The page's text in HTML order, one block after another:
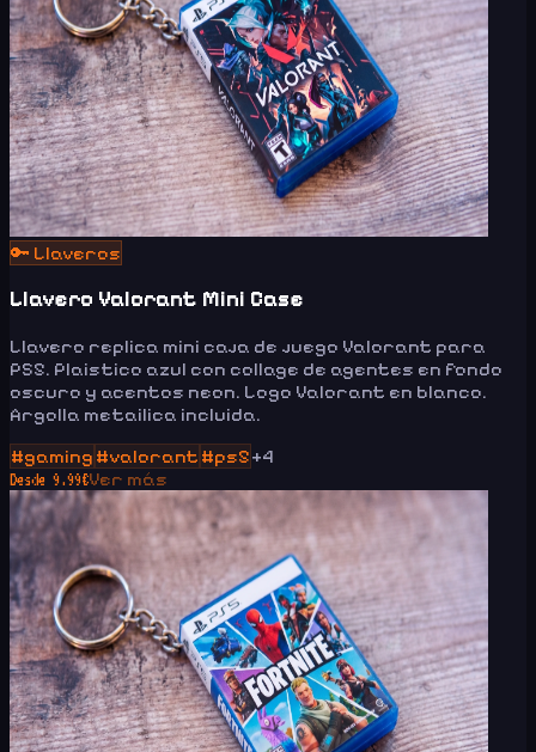
🔑 Llaveros
Llavero Valorant Mini Case
Llavero replica mini caja de juego Valorant para
PS5. Plaistico azul con collage de agentes en fondo
oscuro y acentos neon. Logo Valorant en blanco.
Argolla metailica incluida.
#gaming #valorant #ps5+4
Desde 9.99€Ver más